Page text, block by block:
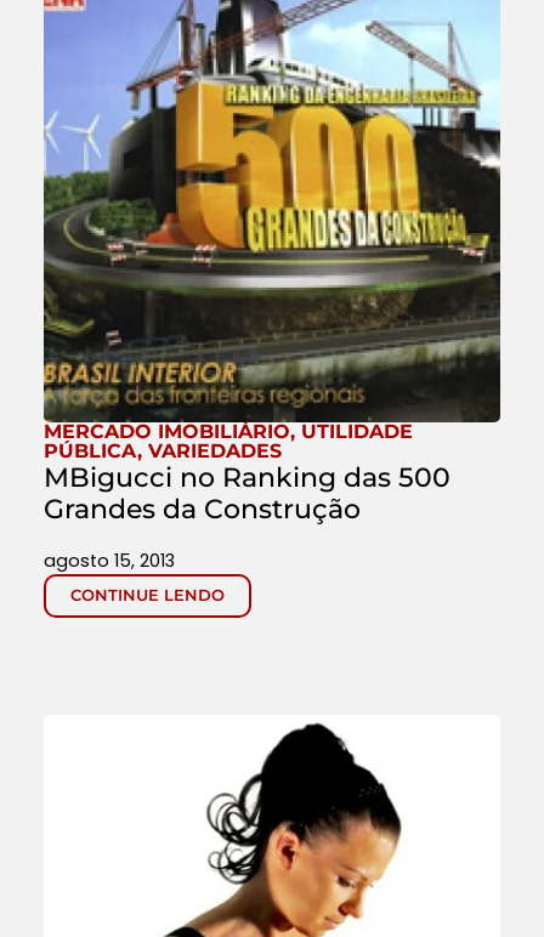
MERCADO IMOBILIÁRIO, UTILIDADE
PÚBLICA, VARIEDADES
MBigucci no Ranking das 500
Grandes da Construção
CONTINUE LENDO
agosto 15, 2013